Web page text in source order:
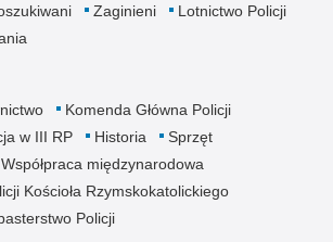
Zaginieni
Lotnictwo Policji
Komenda Główna Policji
w III RP Historia
Sprzęt
Współpraca międzynarodowa
Kościoła Rzymskokatolickiego
Policji